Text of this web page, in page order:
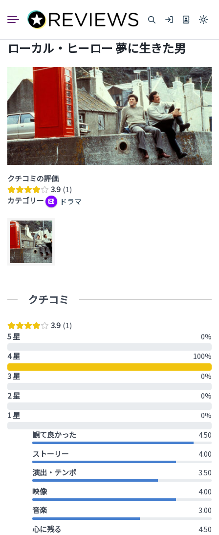
ン
Light
dark)
ローカル・ヒーロー 夢に生きた男
クチコミの評価
3.9 1
カテゴリー
ドラマ
クチコミ
3.9 1
5 星
0%
4 星
100%
3 星
0%
2 星
0%
1 星
0%
観て良かった
4.50
ストーリー
4.00
演出・テンポ
3.50
映像
4.00
音楽
3.00
心に残る
4.50